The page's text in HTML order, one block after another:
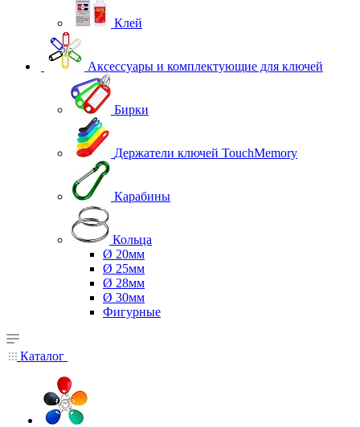
Клей
Аксессуары и комплектующие для ключей
Бирки
Держатели ключей TouchMemory
Карабины
Кольца
Ø 20мм
Ø 25мм
Ø 28мм
Ø 30мм
Фигурные
Каталог